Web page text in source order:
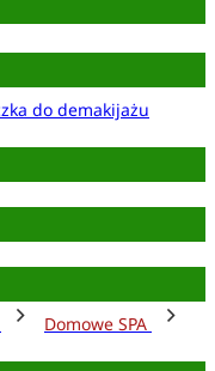
do demakijażu
Domowe SPA